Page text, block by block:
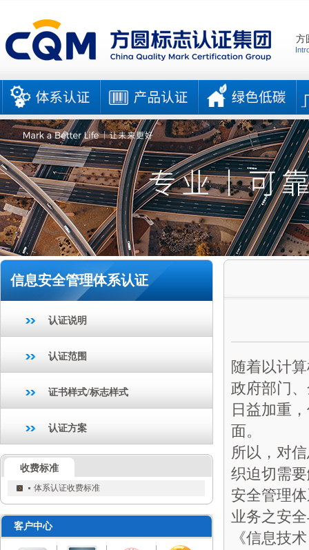
方
信息安全管理体系认证
认证说明
认证范围
证书样式/标志样式
认证方案
收费标准
体系认证收费标准
客户中心
随着以计
政府部门
日益加重
面。
所以，对
织迫切需
安全管理
业务之安
《信息技